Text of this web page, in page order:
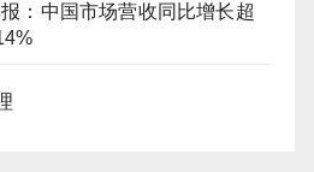
：中国市场营收同比增长超